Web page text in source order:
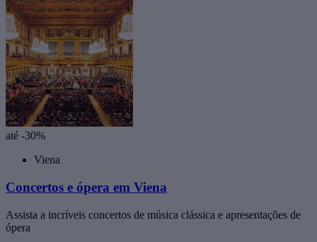
até -30%
Viena
Concertos e ópera em Viena
Assista a incríveis concertos de música clássica e apresentações de
ópera